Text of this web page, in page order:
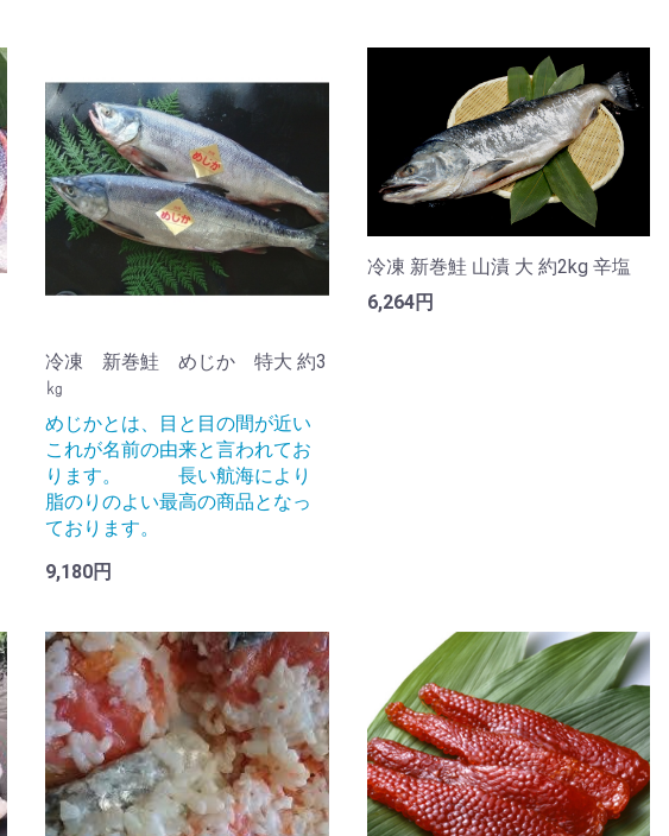
冷凍 新巻鮭 めじか 特大 約3
㎏
めじかとは、目と目の間が近い
これが名前の由来と言われてお
ります。 長い航海により
脂のりのよい最高の商品となっ
ております。
9,180円
冷凍 新巻鮭 山漬 大 約2kg 辛塩
6,264円